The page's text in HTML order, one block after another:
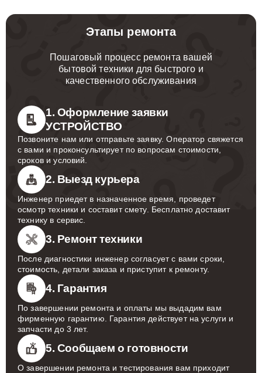
Этапы ремонта
Пошаговый процесс ремонта вашей
бытовой техники для быстрого и
качественного обслуживания
1. Оформление заявки
УСТРОЙСТВО
Позвоните нам или отправьте заявку. Оператор свяжется
с вами и проконсультирует по вопросам стоимости,
сроков и условий.
2. Выезд курьера
Инженер приедет в назначенное время, проведет
осмотр техники и составит смету. Бесплатно доставит
технику в сервис.
3. Ремонт техники
После диагностики инженер согласует с вами сроки,
стоимость, детали заказа и приступит к ремонту.
4. Гарантия
По завершении ремонта и оплаты мы выдадим вам
фирменную гарантию. Гарантия действует на услуги и
запчасти до 3 лет.
5. Сообщаем о готовности
О завершении ремонта и тестирования вам приходит